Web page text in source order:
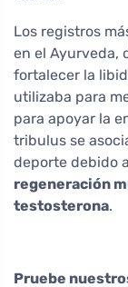
Los registros
en el Ayurveda,
fortalecer la
utilizaba para
para apoyar la
tribulus se
deporte debido
regeneración
testosterona.
Pruebe